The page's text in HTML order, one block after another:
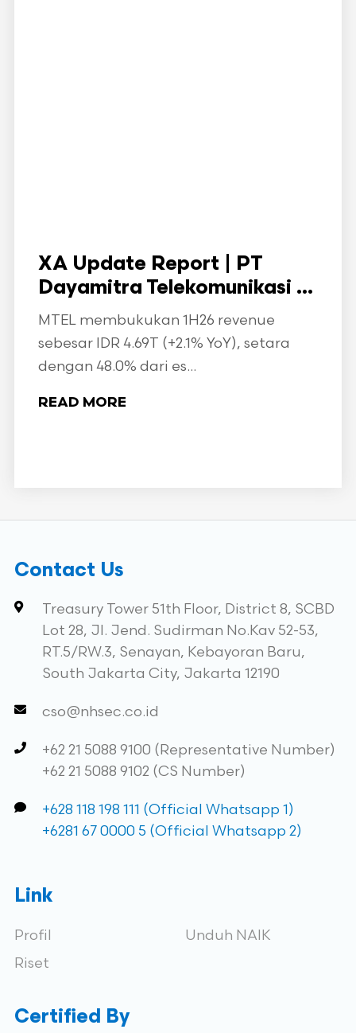
XA Update Report | PT
Dayamitra Telekomunikasi ...
MTEL membukukan 1H26 revenue
sebesar IDR 4.69T (+2.1% YoY), setara
dengan 48.0% dari es...
READ MORE
Contact Us
Treasury Tower 51th Floor, District 8, SCBD
Lot 28, Jl. Jend. Sudirman No.Kav 52-53,
RT.5/RW.3, Senayan, Kebayoran Baru,
South Jakarta City, Jakarta 12190
cso@nhsec.co.id
+62 21 5088 9100 (Representative Number)
+62 21 5088 9102 (CS Number)
+628 118 198 111 (Official Whatsapp 1)
+6281 67 0000 5 (Official Whatsapp 2)
Link
Profil
Riset
Unduh NAIK
Certified By